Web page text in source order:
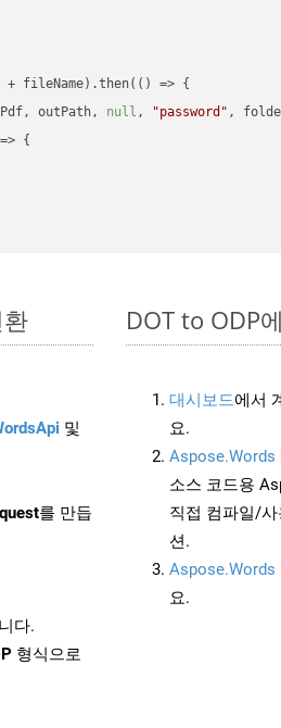
+ fileName).then( () => {
outPath, null , "password" ,
{
및
를 만듭
다.
형식으로
DOT to ODP
대시보드에서
요.
Aspose.Words
소스 코드용
직접 컴파일/
션.
Aspose.Words
요.